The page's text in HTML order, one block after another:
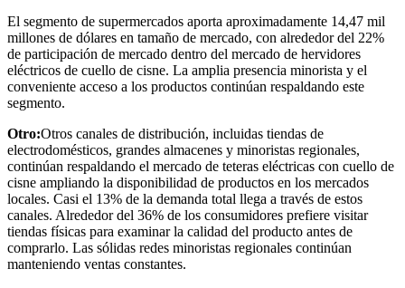
El segmento de supermercados aporta aproximadamente 14,47 mil
millones de dólares en tamaño de mercado, con alrededor del 22%
de participación de mercado dentro del mercado de hervidores
eléctricos de cuello de cisne. La amplia presencia minorista y el
conveniente acceso a los productos continúan respaldando este
segmento.
Otro:Otros canales de distribución, incluidas tiendas de
electrodomésticos, grandes almacenes y minoristas regionales,
continúan respaldando el mercado de teteras eléctricas con cuello de
cisne ampliando la disponibilidad de productos en los mercados
locales. Casi el 13% de la demanda total llega a través de estos
canales. Alrededor del 36% de los consumidores prefiere visitar
tiendas físicas para examinar la calidad del producto antes de
comprarlo. Las sólidas redes minoristas regionales continúan
manteniendo ventas constantes.